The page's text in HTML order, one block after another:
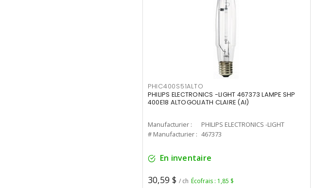
PHIC400S51ALTO
PHILIPS ELECTRONICS -LIGHT 467373 LAMPE SHP
400E18 ALTOGOLIATH CLAIRE (AI)
Manufacturier :
PHILIPS ELECTRONICS -LIGHT
# Manufacturier : 467373
En inventaire
30,59 $ / ch Écofrais : 1,85 $